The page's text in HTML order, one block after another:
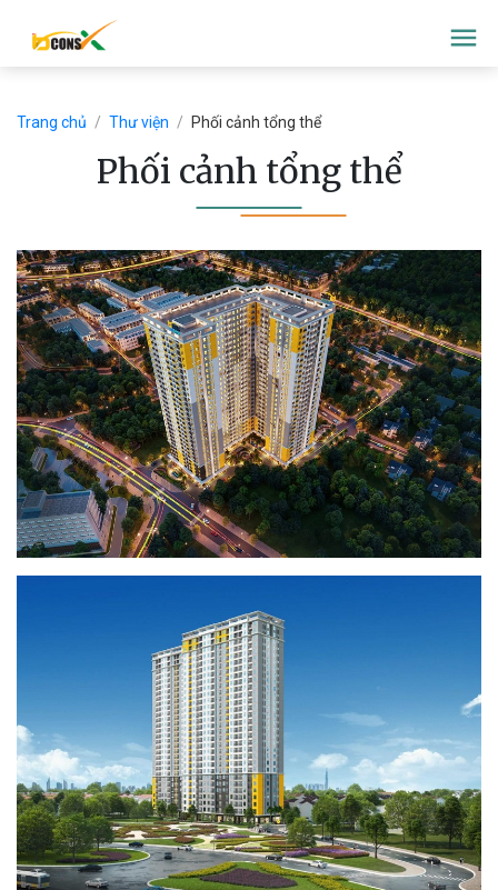
menu
Trang chủ / Thư viện / Phối cảnh tổng thể
Phối cảnh tổng thể